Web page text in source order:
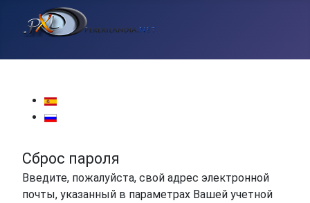
Выберите язык
Сброс пароля
Введите, пожалуйста, свой адрес электронной
почты, указанный в параметрах Вашей учетной